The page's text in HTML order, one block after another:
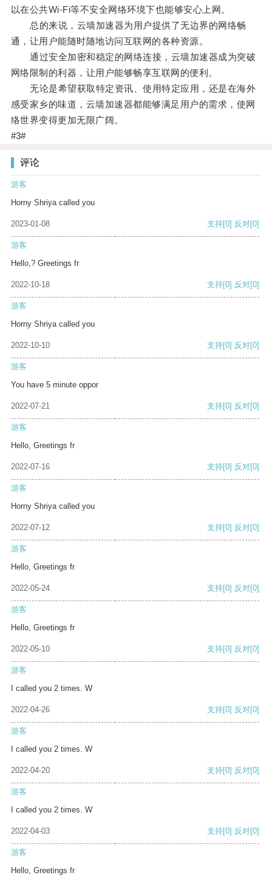
以在公共Wi-Fi等不安全网络环境下也能够安心上网。
总的来说，云墙加速器为用户提供了无边界的网络畅
通，让用户能随时随地访问互联网的各种资源。
通过安全加密和稳定的网络连接，云墙加速器成为突破
网络限制的利器，让用户能够畅享互联网的便利。
无论是希望获取特定资讯、使用特定应用，还是在海外
感受家乡的味道，云墙加速器都能够满足用户的需求，使网
络世界变得更加无限广阔。
#3#
评论
游客
Horny Shriya called you
2023-01-08 支持[0] 反对[0]
游客
Hello,? Greetings fr
2022-10-18 支持[0] 反对[0]
游客
Horny Shriya called you
2022-10-10 支持[0] 反对[0]
游客
You have 5 minute oppor
2022-07-21 支持[0] 反对[0]
游客
Hello, Greetings fr
2022-07-16 支持[0] 反对[0]
游客
Horny Shriya called you
2022-07-12 支持[0] 反对[0]
游客
Hello, Greetings fr
2022-05-24 支持[0] 反对[0]
游客
Hello, Greetings fr
2022-05-10 支持[0] 反对[0]
游客
I called you 2 times. W
2022-04-26 支持[0] 反对[0]
游客
I called you 2 times. W
2022-04-20 支持[0] 反对[0]
游客
I called you 2 times. W
2022-04-03 支持[0] 反对[0]
游客
Hello, Greetings fr